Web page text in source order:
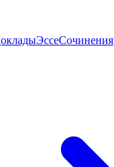
ЭссеСочинения